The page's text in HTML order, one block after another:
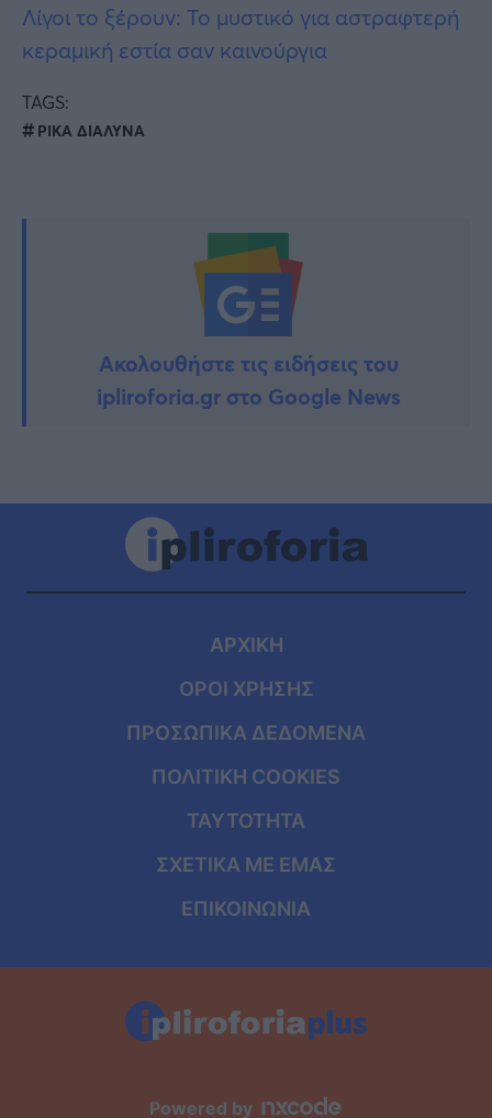
Λίγοι το ξέρουν: Το μυστικό για αστραφτερή
κεραμική εστία σαν καινούργια
TAGS:
ΡΙΚΑ ΔΙΑΛΥΝΑ
Ακολουθήστε τις ειδήσεις του
ipliroforia.gr στο Google News
ΑΡΧΙΚΗ
ΟΡΟΙ ΧΡΗΣΗΣ
ΠΡΟΣΩΠΙΚΑ ΔΕΔΟΜΕΝΑ
ΠΟΛΙΤΙΚΗ COOKIES
ΤΑΥΤΟΤΗΤΑ
ΣΧΕΤΙΚΑ ΜΕ ΕΜΑΣ
ΕΠΙΚΟΙΝΩΝΙΑ
Powered by